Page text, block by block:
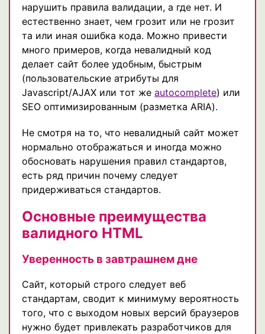
нарушить правила валидации, а где нет. И
естественно знает, чем грозит или не грозит
та или иная ошибка кода. Можно привести
много примеров, когда невалидный код
делает сайт более удобным, быстрым
(пользовательские атрибуты для
Javascript/AJAX или тот же autocomplete) или
SЕО оптимизированным (разметка ARIA).
Не смотря на то, что невалидный сайт может
нормально отображаться и иногда можно
обосновать нарушения правил стандартов,
есть ряд причин почему следует
придерживаться стандартов.
Основные преимущества
валидного HTML
Уверенность в завтрашнем дне
Сайт, который строго следует веб
стандартам, сводит к минимуму вероятность
того, что с выходом новых версий браузеров
нужно будет привлекать разработчиков для